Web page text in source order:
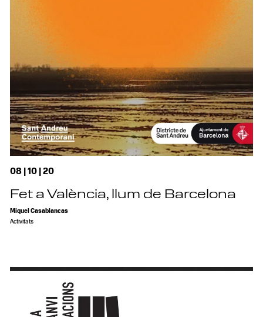
08 | 10 | 20
Fet a València, llum de Barcelona
Miquel Casablancas
Activitats